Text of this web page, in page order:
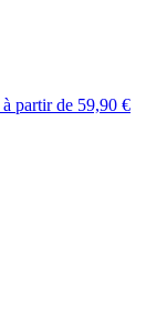
à partir de 59,90 €